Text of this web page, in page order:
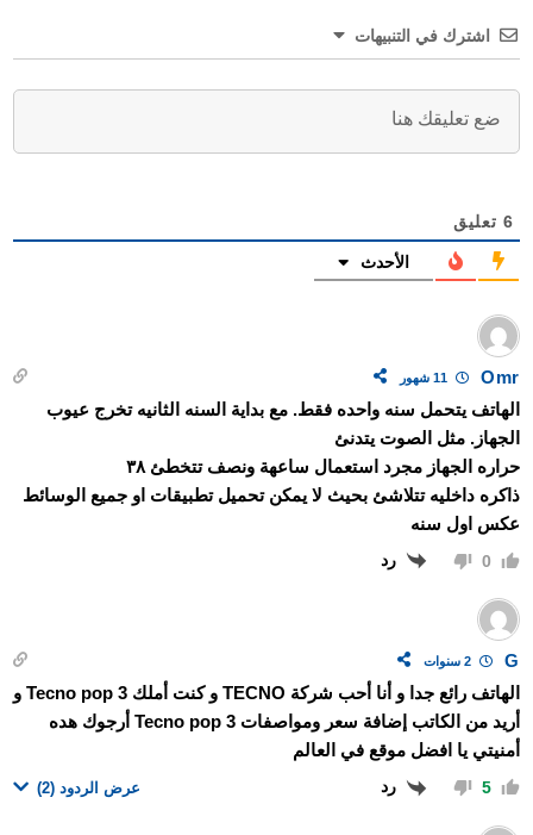
اشترك في التنبيهات
6 تعليق
الأحدث
Omr 11 شهور
الهاتف يتحمل سنه واحده فقط. مع بداية السنه الثانيه تخرج عيوب
الجهاز. مثل الصوت يتدنئ
حراره الجهاز مجرد استعمال ساعهة ونصف تتخطئ ٣٨
ذاكره داخليه تتلاشئ بحيث لا يمكن تحميل تطبيقات او جميع الوسائط
عكس اول سنه
0 رد
G
الهاتف رائع جدا و أنا أحب شركة TECNO و كنت أملك Tecno pop 3 و
أريد من الكاتب إضافة سعر ومواصفات Tecno pop 3 أرجوك هده
أمنيتي يا افضل موقع في العالم
5 رد عرض الردود (2)